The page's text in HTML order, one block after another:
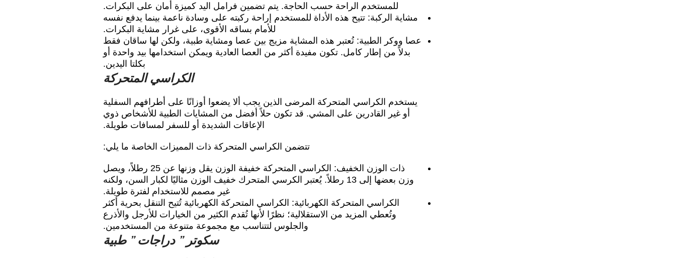
للمستخدم الراحة حسب الحاجة. يتم تضمين فرامل اليد كميزة أمان على البكرات.
مشاية الركبة: تتيح هذه الأداة للمستخدم إراحة ركبته على وسادة ناعمة بينما يدفع نفسه
للأمام بساقه الأقوى، على غرار مشاية البكرات.
عصا ووكر الطبية: تُعتبر هذه المشاية مزيج بين عصا ومشاية طبية، ولكن لها ساقان فقط
بدلاً من إطار كامل. تكون مفيدة أكثر من العصا العادية ويمكن استخدامها بيد واحدة أو
بكلتا اليدين.
الكراسي المتحركة
يستخدم الكراسي المتحركة المرضى الذين يجب ألا يضعوا أوزانًا على أطرافهم السفلية
أو غير القادرين على المشي. قد تكون حلاً أفضل من المشايات الطبية للأشخاص ذوي
الإعاقات الشديدة أو للسفر لمسافات طويلة.
تتضمن الكراسي المتحركة ذات المميزات الخاصة ما يلي:
ذات الوزن الخفيف: الكراسي المتحركة خفيفة الوزن يقل وزنها عن 25 رطلاً، ويصل
وزن بعضها إلى 13 رطلاً. يُعتبر الكرسي المتحرك خفيف الوزن مثاليًا لكبار السن، ولكنه
غير مصمم للاستخدام لفترة طويلة.
الكراسي المتحركة الكهربائية: الكراسي المتحركة الكهربائية تُتيح التنقل بحرية أكثر
وتُعطي المزيد من الاستقلالية؛ نظرًا لأنها تُقدم الكثير من الخيارات للأرجل والأذرع
والجلوس لتتناسب مع مجموعة متنوعة من المستخدمين.
سكوتر ” دراجات ” طبية